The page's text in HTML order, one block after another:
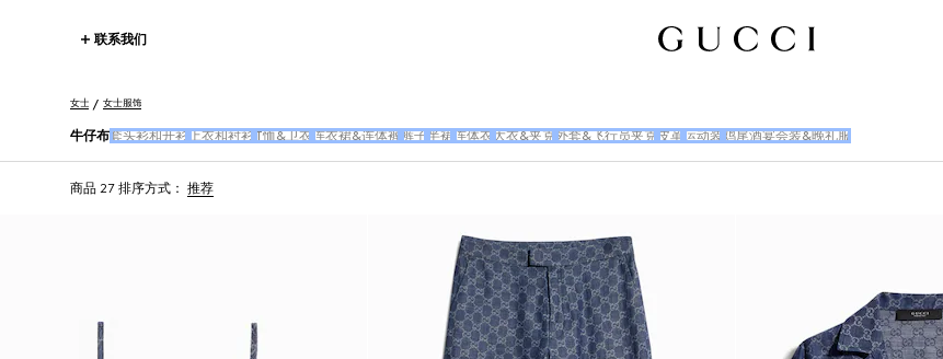
联系我们
女士 女士服饰
牛仔布 套头衫和开衫 上衣和衬衫 T恤&卫衣 连衣裙&连体裤 裤子 半裙 连体衣 大衣&夹克 外套&飞行员夹克 皮革 运动装 鸡尾酒宴会装&晚礼服
商品 27 排序方式： 推荐